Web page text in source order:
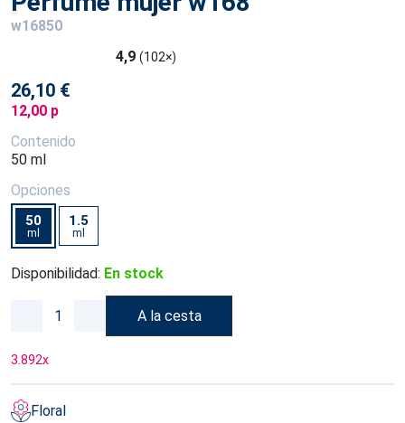
w16850
4,9 (102×)
26,10 €
12,00 p
Contenido
50 ml
Opciones
50
ml
1.5
ml
Disponibilidad: En stock
A la cesta
3.892x
Floral